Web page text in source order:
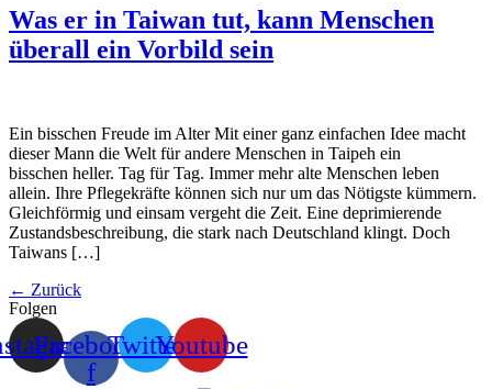
Was er in Taiwan tut, kann Menschen
überall ein Vorbild sein
Ein bisschen Freude im Alter Mit einer ganz einfachen Idee macht
dieser Mann die Welt für andere Menschen in Taipeh ein
bisschen heller. Tag für Tag. Immer mehr alte Menschen leben
allein. Ihre Pflegekräfte können sich nur um das Nötigste kümmern.
Gleichförmig und einsam vergeht die Zeit. Eine deprimierende
Zustandsbeschreibung, die stark nach Deutschland klingt. Doch
Taiwans […]
← Zurück
Folgen
Facebook-
f
TwitterYoutube